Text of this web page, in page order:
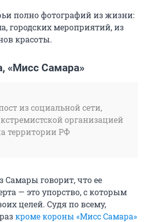
полно фотографий из жизни:
городских мероприятий, из
красоты.
«Мисс Самара»
из социальной сети,
организацией
территории РФ
Самары говорит, что ее
— это упорство, с которым
целей. Судя по всему,
кроме короны «Мисс Самара»